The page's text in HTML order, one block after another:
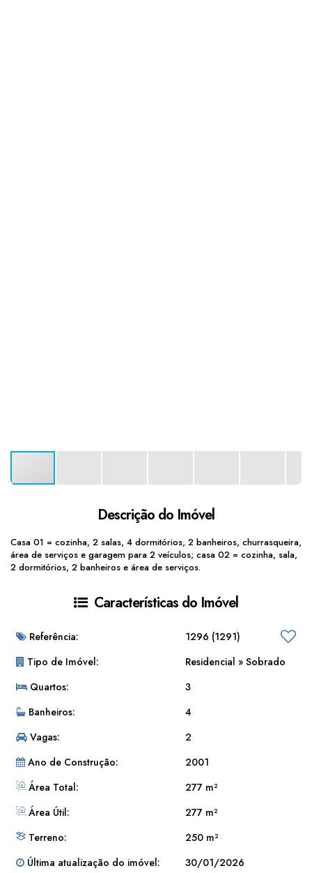
Descrição do Imóvel
Casa 01 = cozinha, 2 salas, 4 dormitórios, 2 banheiros, churrasqueira,
área de serviços e garagem para 2 veículos; casa 02 = cozinha, sala,
2 dormitórios, 2 banheiros e área de serviços.
Características do Imóvel
Referência: 1296 (1291)
Tipo de Imóvel:
Residencial » Sobrado
Quartos:
3
Banheiros:
4
Vagas:
2
Ano de Construção:
2001
Área Total:
277 m²
Área Útil:
277 m²
Terreno:
250 m²
Última atualização do imóvel:
30/01/2026